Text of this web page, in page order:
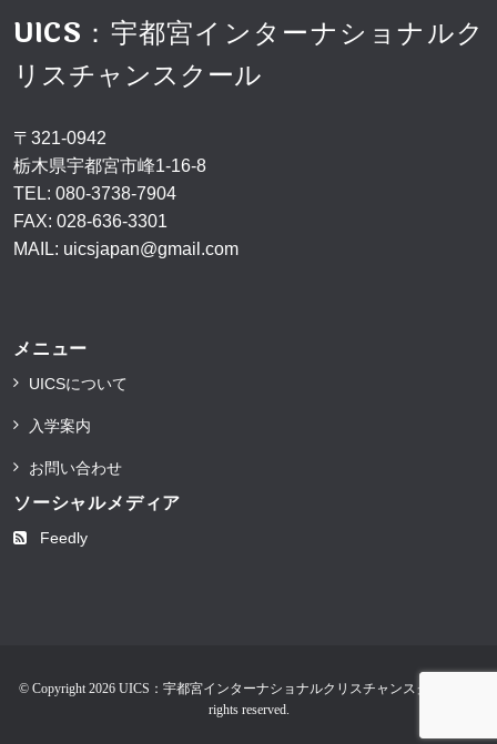
UICS：宇都宮インターナショナルク
リスチャンスクール
〒321-0942
栃木県宇都宮市峰1-16-8
TEL: 080-3738-7904
FAX: 028-636-3301
MAIL: uicsjapan@gmail.com
メニュー
UICSについて
入学案内
お問い合わせ
ソーシャルメディア
Feedly
© Copyright 2026 UICS：宇都宮インターナショナルクリスチャンスクール. All
rights reserved.